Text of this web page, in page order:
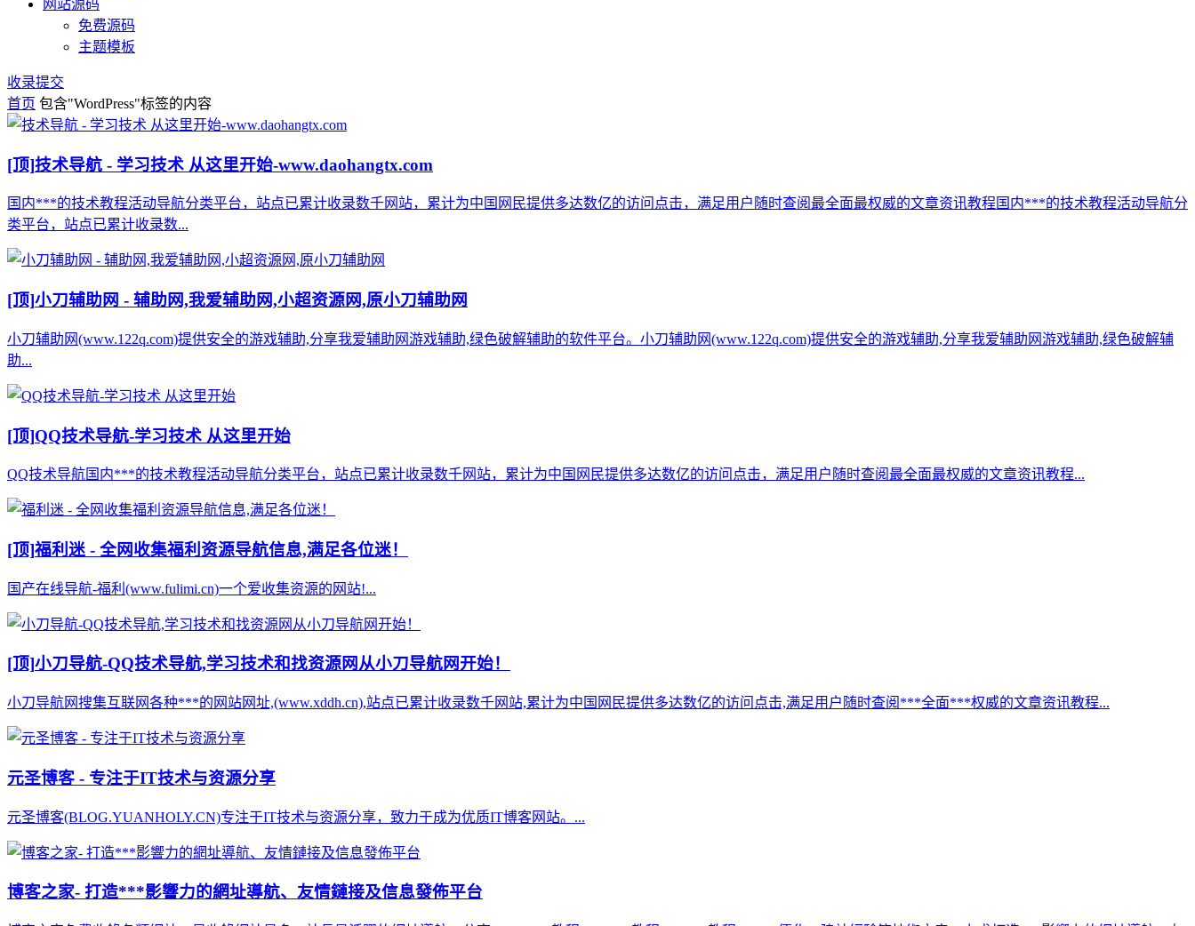
网站源码
免费源码
主题模板
收录提交
首页 包含"WordPress"标签的内容
[顶]技术导航 - 学习技术 从这里开始-www.daohangtx.com
国内***的技术教程活动导航分类平台，站点已累计收录数千网站，累计为中国网民提供多达数亿的访问点击，满足用户随时查阅最全面最权威的文章资讯教程国内***的技术教程活动导航分
类平台，站点已累计收录数...
[顶]小刀辅助网 - 辅助网,我爱辅助网,小超资源网,原小刀辅助网
小刀辅助网(www.122q.com)提供安全的游戏辅助,分享我爱辅助网游戏辅助,绿色破解辅助的软件平台。小刀辅助网(www.122q.com)提供安全的游戏辅助,分享我爱辅助网游戏辅助,绿色破解辅
助...
[顶]QQ技术导航-学习技术 从这里开始
QQ技术导航国内***的技术教程活动导航分类平台，站点已累计收录数千网站，累计为中国网民提供多达数亿的访问点击，满足用户随时查阅最全面最权威的文章资讯教程...
[顶]福利迷 - 全网收集福利资源导航信息,满足各位迷！
国产在线导航-福利(www.fulimi.cn)一个爱收集资源的网站!...
[顶]小刀导航-QQ技术导航,学习技术和找资源网从小刀导航网开始！
小刀导航网搜集互联网各种***的网站网址,(www.xddh.cn),站点已累计收录数千网站,累计为中国网民提供多达数亿的访问点击,满足用户随时查阅***全面***权威的文章资讯教程...
元圣博客 - 专注于IT技术与资源分享
元圣博客(BLOG.YUANHOLY.CN)专注于IT技术与资源分享，致力于成为优质IT博客网站。...
博客之家- 打造***影響力的網址導航、友情鏈接及信息發佈平台